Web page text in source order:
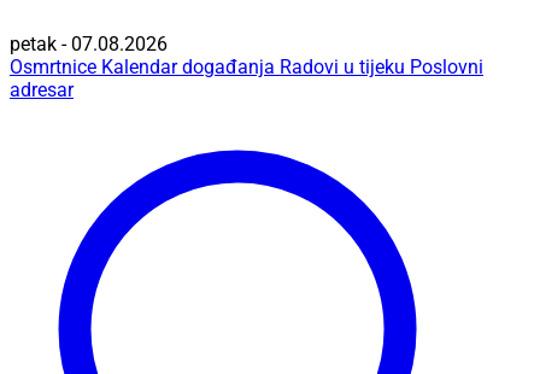
petak - 07.08.2026
Osmrtnice Kalendar događanja Radovi u tijeku Poslovni
adresar